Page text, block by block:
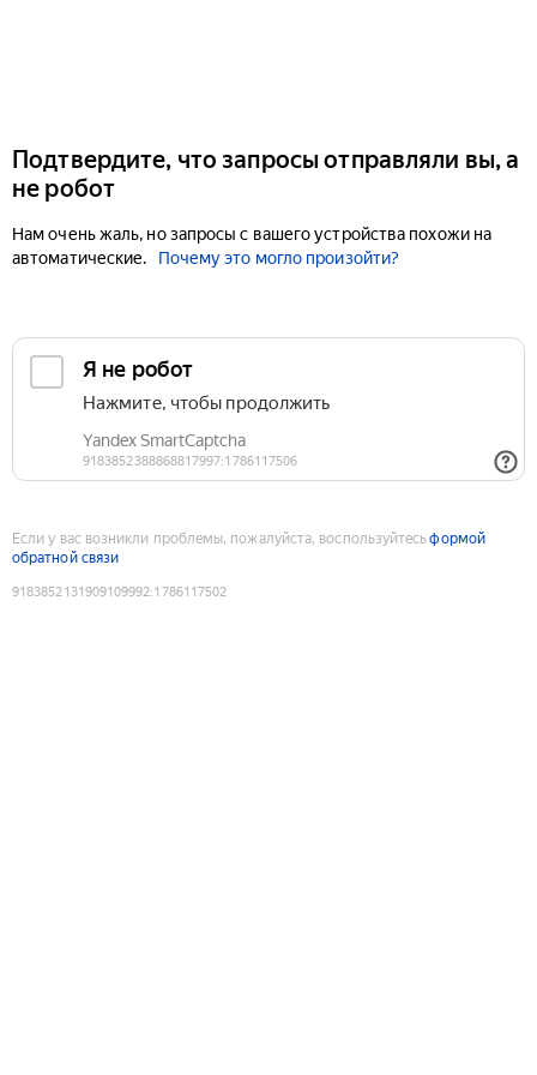
Подтвердите, что запросы отправляли вы, а
не робот
Нам очень жаль, но запросы с вашего устройства похожи на
автоматические.
Почему это могло произойти?
Если у вас возникли проблемы, пожалуйста, воспользуйтесьформой
обратной связи
9183852131909109992:1786117502